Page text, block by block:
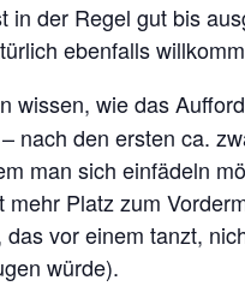
in der Regel gut bis
ebenfalls
wissen, wie das
nach den ersten ca.
man sich einfädeln
Platz zum
vor einem tanzt,
würde).